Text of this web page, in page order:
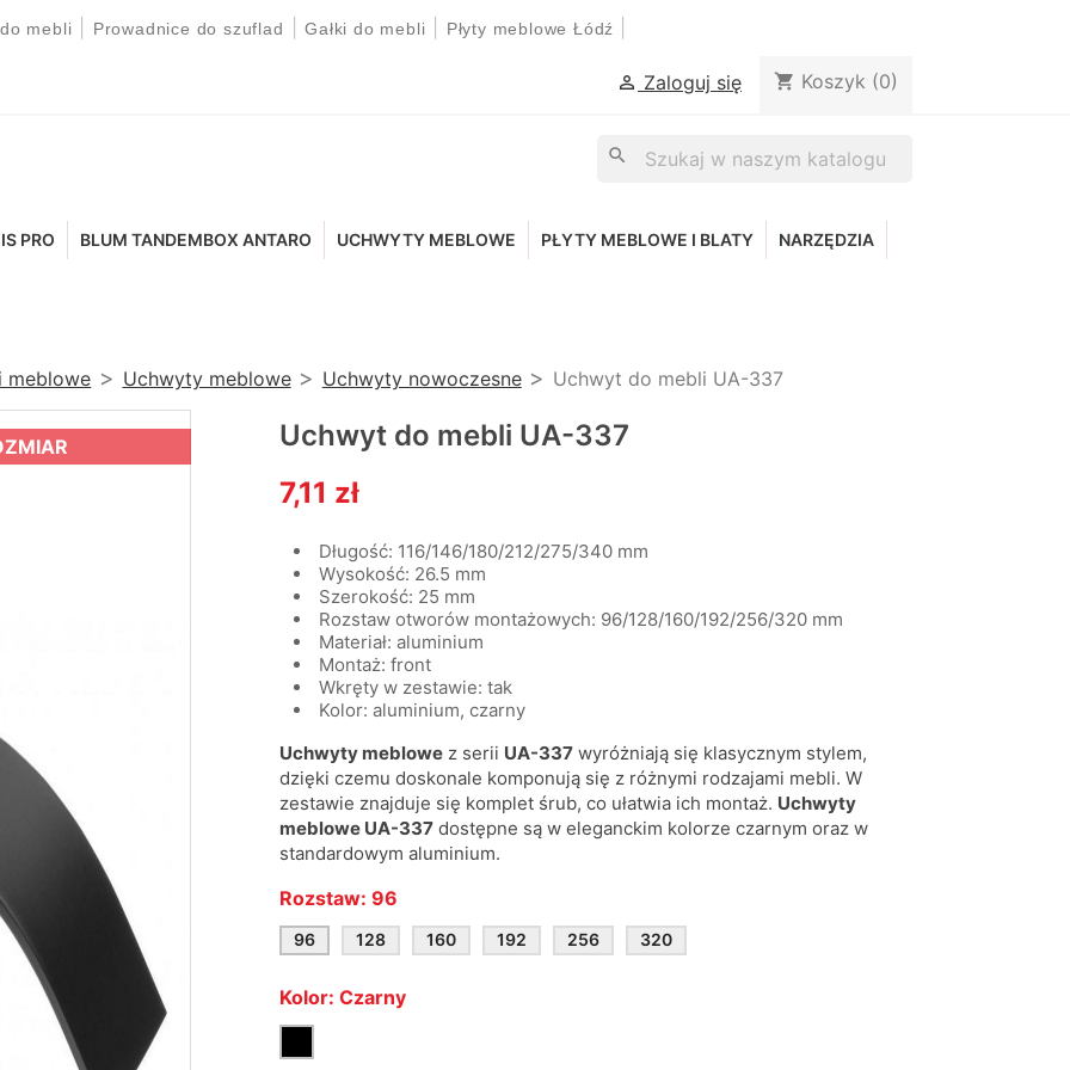
mebli Prowadnice do szuflad |Gałki do mebli Płyty meblowe Łódź
 Zaloguj się shopping_cart Koszyk (0)
search
PRO BLUM TANDEMBOX ANTARO UCHWYTY MEBLOWE PŁYTY MEBLOWE I BLATY NARZĘDZIA
meblowe Uchwyty meblowe Uchwyty nowoczesne Uchwyt do mebli UA-337
Uchwyt do mebli UA-337
7,11 zł
Długość: 116/146/180/212/275/340 mm
Wysokość: 26.5 mm
Szerokość: 25 mm
Rozstaw otworów montażowych: 96/128/160/192/256/320 mm
Materiał: aluminium
Montaż: front
Wkręty w zestawie: tak
Kolor: aluminium, czarny
Uchwyty meblowe z serii UA-337 wyróżniają się klasycznym stylem,
dzięki czemu doskonale komponują się z różnymi rodzajami mebli. W
zestawie znajduje się komplet śrub, co ułatwia ich montaż. Uchwyty
meblowe UA-337 dostępne są w eleganckim kolorze czarnym oraz w
standardowym aluminium.
Rozstaw: 96
96 128 160 192 256 320
Kolor: Czarny
Czarny